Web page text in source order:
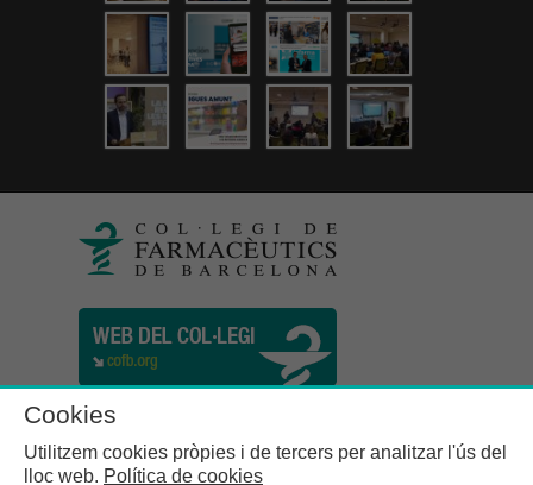
Cookies
Utilitzem cookies pròpies i de tercers per analitzar l'ús del
lloc web. Política de cookies